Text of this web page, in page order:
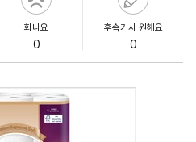
화나요
0
후속기사 원해요
0